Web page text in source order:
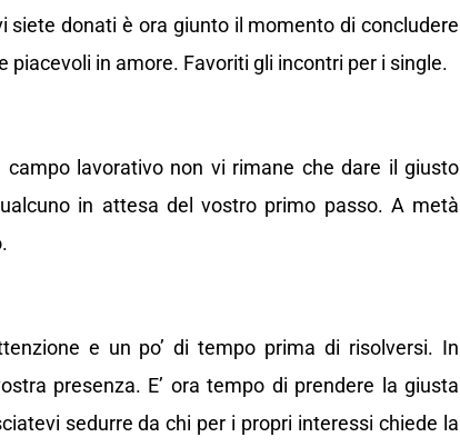
siete donati è ora giunto il momento di concludere
piacevoli in amore. Favoriti gli incontri per i single.
lavorativo non vi rimane che dare il giusto
in attesa del vostro primo passo. A metà
e un po’ di tempo prima di risolversi. In
presenza. E’ ora tempo di prendere la giusta
sedurre da chi per i propri interessi chiede la